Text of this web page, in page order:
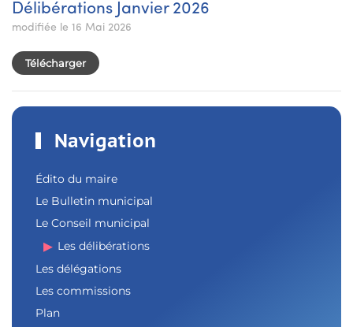
Délibérations Janvier 2026
modifiée le 16 Mai 2026
Télécharger
Navigation
Édito du maire
Le Bulletin municipal
Le Conseil municipal
Les délibérations
Les délégations
Les commissions
Plan